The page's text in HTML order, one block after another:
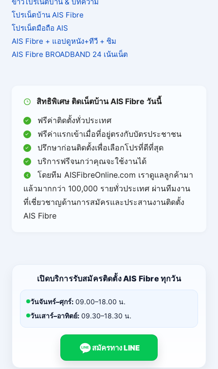
ข่าวโปรเน็ตบ้าน & บทความ
โปรเน็ตบ้าน AIS Fibre
โปรเน็ตมือถือ AIS
AIS Fibre + แอปดูหนัง+ทีวี + ซิม
AIS Fibre BROADBAND 24 เน้นเน็ต
สิทธิพิเศษ ติดเน็ตบ้าน AIS Fibre วันนี้
ฟรีค่าติดตั้งทั่วประเทศ
ฟรีค่าแรกเข้าเมื่อที่อยู่ตรงกับบัตรประชาชน
ปรึกษาก่อนติดตั้งเพื่อเลือกโปรที่ดีที่สุด
บริการฟรีจนกว่าคุณจะใช้งานได้
โดยทีม AISFibreOnline.com เราดูแลลูกค้ามา
แล้วมากกว่า 100,000 รายทั่วประเทศ ผ่านทีมงาน
ที่เชี่ยวชาญด้านการสมัครและประสานงานติดตั้ง
AIS Fibre
เปิดบริการรับสมัครติดตั้ง AIS Fibre ทุกวัน
วันจันทร์–ศุกร์: 09.00–18.00 น.
วันเสาร์–อาทิตย์: 09.30–18.30 น.
LINE สมัครทาง LINE